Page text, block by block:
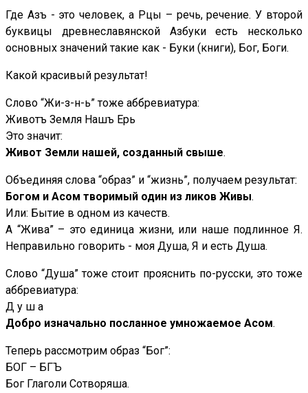
Где Азъ - это человек, а Рцы – речь, речение. У второй
буквицы древнеславянской Азбуки есть несколько
основных значений такие как - Буки (книги), Бог, Боги.
Какой красивый результат!
Слово “Жи-з-н-ь” тоже аббревиатура:
Животъ Земля Нашъ Ерь
Это значит:
Живот Земли нашей, созданный свыше.
Объединяя слова “образ” и “жизнь”, получаем результат:
Богом и Асом творимый один из ликов Живы.
Или: Бытие в одном из качеств.
А “Жива” – это единица жизни, или наше подлинное Я.
Неправильно говорить - моя Душа, Я и есть Душа.
Слово “Душа” тоже стоит прояснить по-русски, это тоже
аббревиатура:
Д у ш а
Добро изначально посланное умножаемое Асом.
Теперь рассмотрим образ “Бог”:
БОГ – БГЪ
Бог Глаголи Сотворяша.